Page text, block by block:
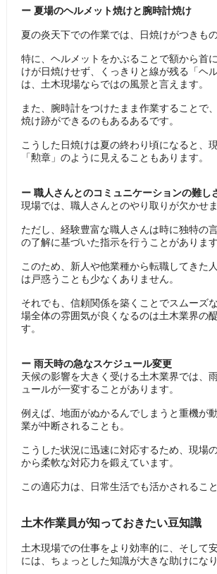
ー 夏場のヘルメット焼けと腕時計焼け
夏の炎天下での作業では、日焼けがつきもの
特に、ヘルメットをかぶることで額から首
けが日焼けせず、くっきりと線が残る「ヘ
は、土木現場ならではの風景と言えます。
また、腕時計をつけたまま作業することで
焼け跡ができるのもあるあるです。
こうした日焼けは夏の終わり頃になると、
「勲章」のように見えることもあります。
ー 職人さんとのコミュニケーションの難し
現場では、職人さんとのやり取りが欠かせま
ただし、経験豊富な職人さんは時に独特の
の了解に基づいた指示を行うことがあります
このため、新人や他業種から転職してきた
は戸惑うことも少なくありません。
それでも、信頼関係を築くことでスムーズ
場全体の雰囲気が良くなるのは土木業界の
す。
ー 雨天時の急なスケジュール変更
天候の影響を大きく受ける土木業界では、
ュールが一変することがあります。
例えば、地面がぬかるんでしまうと重機が
業が中断されることも。
こうした状況に迅速に対応するため、現場
から柔軟な対応力を鍛えています。
この適応力は、日常生活でも活かされるこ
土木作業員が知っておきたい豆知識
土木現場での仕事をより効率的に、そして
には、ちょっとした知識が大きな助けになり